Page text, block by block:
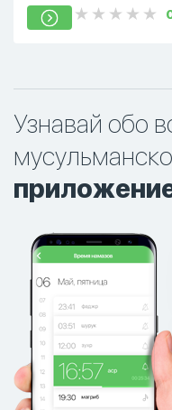
Узнавай обо